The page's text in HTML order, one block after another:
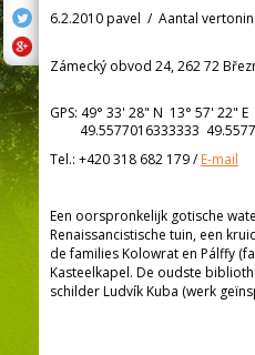
6.2.2010 pavel / Aantal
Zámecký obvod 24, 262 72
GPS: 49° 33' 28" N 13° 57' 22" E
49.5577016333333
Tel.: +420 318 682 179/E-mail
Een oorspronkelijk gotische
Renaissancistische tuin, een
de families Kolowrat en Pálffy
Kasteelkapel. De oudste
schilder Ludvík Kuba (werk